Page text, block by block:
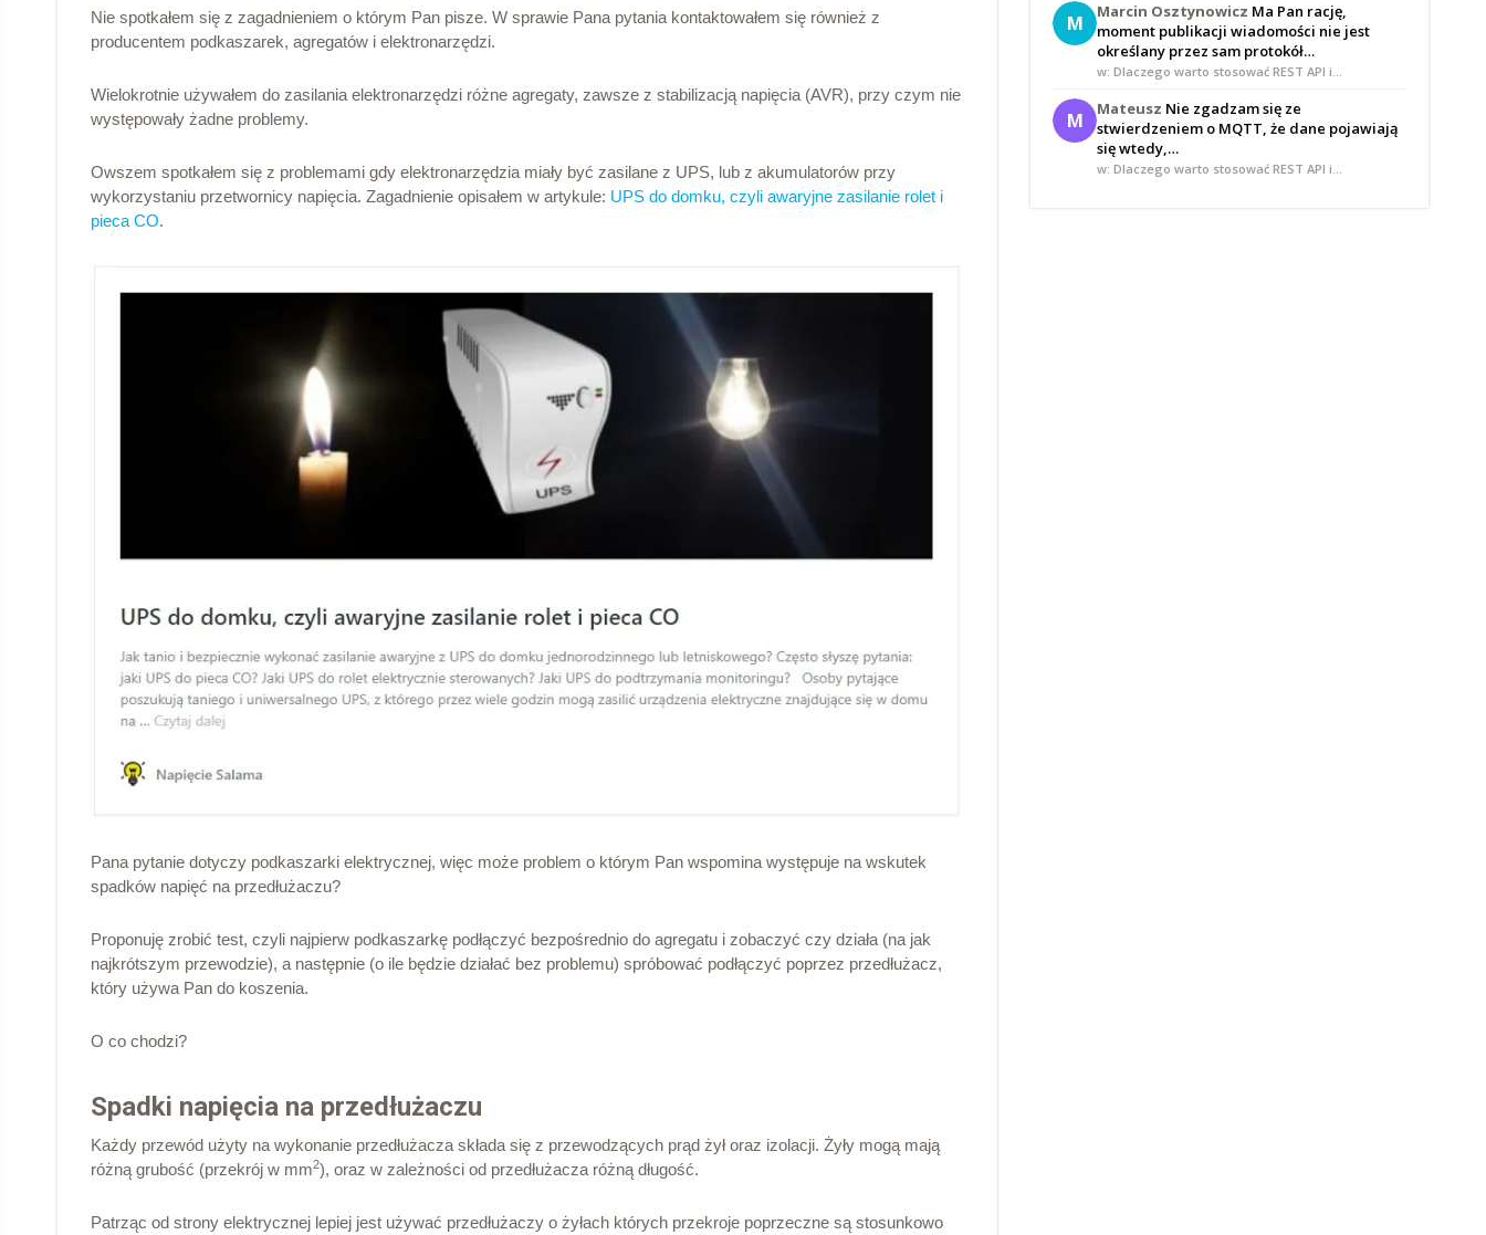
Nie spotkałem się z zagadnieniem o którym Pan pisze. W sprawie Pana pytania kontaktowałem się również z
producentem podkaszarek, agregatów i elektronarzędzi.
Wielokrotnie używałem do zasilania elektronarzędzi różne agregaty, zawsze z stabilizacją napięcia (AVR), przy czym nie
występowały żadne problemy.
Owszem spotkałem się z problemami gdy elektronarzędzia miały być zasilane z UPS, lub z akumulatorów przy
wykorzystaniu przetwornicy napięcia. Zagadnienie opisałem w artykule: UPS do domku, czyli awaryjne zasilanie rolet i
pieca CO.
Pana pytanie dotyczy podkaszarki elektrycznej, więc może problem o którym Pan wspomina występuje na wskutek
spadków napięć na przedłużaczu?
Proponuję zrobić test, czyli najpierw podkaszarkę podłączyć bezpośrednio do agregatu i zobaczyć czy działa (na jak
najkrótszym przewodzie), a następnie (o ile będzie działać bez problemu) spróbować podłączyć poprzez przedłużacz,
który używa Pan do koszenia.
O co chodzi?
Spadki napięcia na przedłużaczu
Każdy przewód użyty na wykonanie przedłużacza składa się z przewodzących prąd żył oraz izolacji. Żyły mogą mają
różną grubość (przekrój w mm2), oraz w zależności od przedłużacza różną długość.
Patrząc od strony elektrycznej lepiej jest używać przedłużaczy o żyłach których przekroje poprzeczne są stosunkowo
M Marcin Osztynowicz Ma Pan rację,
moment publikacji wiadomości nie jest
określany przez sam protokół…
w: Dlaczego warto stosować REST API i…
M Mateusz Nie zgadzam się ze
stwierdzeniem o MQTT, że dane pojawiają
się wtedy,…
w: Dlaczego warto stosować REST API i…